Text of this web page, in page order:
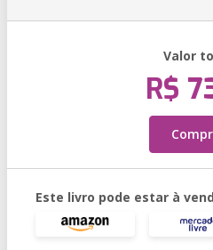
Valor
R$
Este livro pode estar à